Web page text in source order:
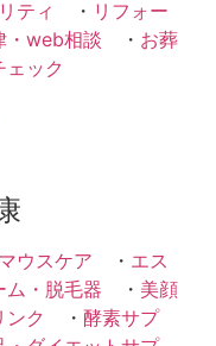
ティ ・ リフォー
・web相談 ・ お葬
ェック
マウスケア ・ エス
ム・脱毛器 ・ 美顔
ンク ・ 酵素サプ